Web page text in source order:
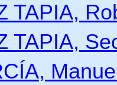
TAPIA,
TAPIA,